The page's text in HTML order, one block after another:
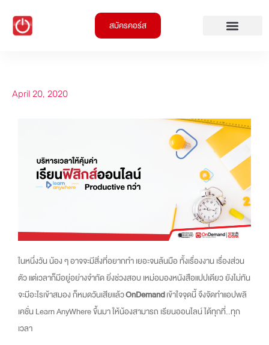
สมัครคอร์ส
April 20, 2020
ในหนึ่งวัน น้อง ๆ อาจจะมีสิ่งที่อยากทำ เยอะจนล้นมือ ทั้งเรื่องงาน เรื่องส่วน
ตัว แต่เวลาก็มีอยู่อย่างจำกัด ยิ่งช่วงสอบ เหม่อมองหนังสือแปปเดียว ยังไม่ทัน
จะมีอะไรเข้าสมอง ก็หมดวันเสียแล้วOnDemandเข้าใจจุดนี้ จึงจัดทำแอปพลิ
เคชั่น Learn AnyWhere ขึ้นมา ให้น้องสามารถ เรียนออนไลน์ ได้ทุกที่..ทุก
เวลา